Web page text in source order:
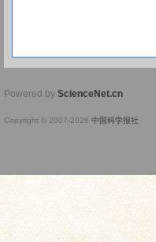
Powered by ScienceNet.cn
Copyright © 2007-2026 中国科学报社